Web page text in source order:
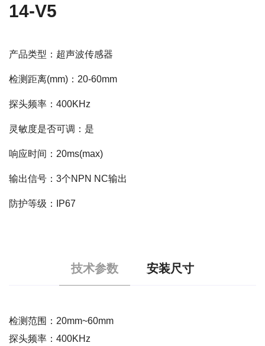
14-V5
产品类型：超声波传感器
检测距离(mm)：20-60mm
探头频率：400KHz
灵敏度是否可调：是
响应时间：20ms(max)
输出信号：3个NPN NC输出
防护等级：IP67
技术参数 安装尺寸
检测范围：20mm~60mm
探头频率：400KHz